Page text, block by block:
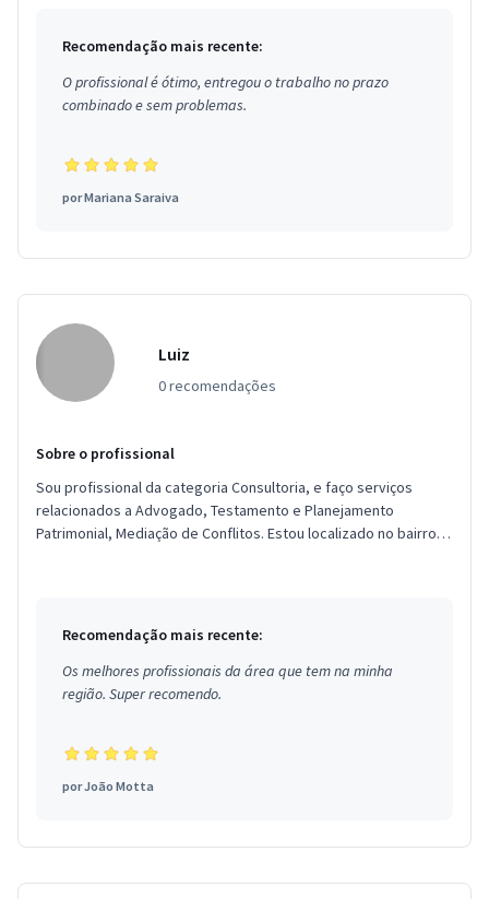
Recomendação mais recente:
O profissional é ótimo, entregou o trabalho no prazo
combinado e sem problemas.
porMariana Saraiva
Luiz
0 recomendações
Sobre o profissional
Sou profissional da categoria Consultoria, e faço serviços
relacionados a Advogado, Testamento e Planejamento
Patrimonial, Mediação de Conflitos. Estou localizado no bairro
Recomendação mais recente:
Os melhores profissionais da área que tem na minha
região. Super recomendo.
porJoão Motta